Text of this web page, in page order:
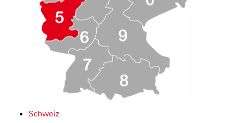
Schweiz